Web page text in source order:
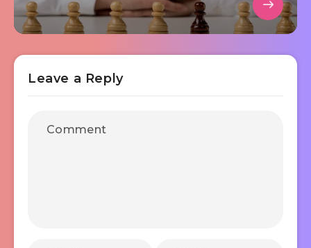
Leave a Reply